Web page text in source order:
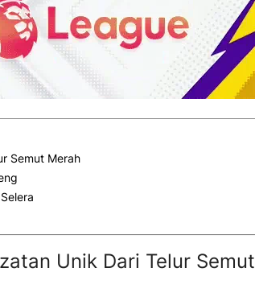
Semut Merah
Unik Dari Telur Semut